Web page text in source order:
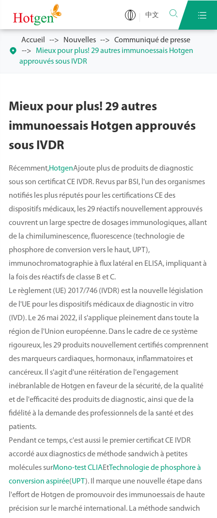
中文  

Accueil Nouvelles
Communiqué de presse
Mieux pour plus! 29 autres immunoessais Hotgen
approuvés sous IVDR
Mieux pour plus! 29 autres
immunoessais Hotgen approuvés
sous IVDR
Récemment,HotgenAjoute plus de produits de diagnostic
sous son certificat CE IVDR. Revus par BSI, l'un des organismes
notifiés les plus réputés pour les certifications CE des
dispositifs médicaux, les 29 réactifs nouvellement approuvés
couvrent un large spectre de dosages immunologiques, allant
de la chimiluminescence, fluorescence (technologie de
phosphore de conversion vers le haut, UPT),
immunochromatographie à flux latéral en ELISA, impliquant à
la fois des réactifs de classe B et C.
Le règlement (UE) 2017/746 (IVDR) est la nouvelle législation
de l'UE pour les dispositifs médicaux de diagnostic in vitro
(IVD). Le 26 mai 2022, il s'applique pleinement dans toute la
région de l'Union européenne. Dans le cadre de ce système
rigoureux, les 29 produits nouvellement certifiés comprennent
des marqueurs cardiaques, hormonaux, inflammatoires et
cancéreux. Il s'agit d'une réitération de l'engagement
inébranlable de Hotgen en faveur de la sécurité, de la qualité
et de l'efficacité des produits de diagnostic, ainsi que de la
fidélité à la demande des professionnels de la santé et des
patients.
Pendant ce temps, c'est aussi le premier certificat CE IVDR
accordé aux diagnostics de méthode sandwich à petites
molécules surMono-test CLIAEtTechnologie de phosphore à
conversion aspirée(UPT). Il marque une nouvelle étape dans
l'effort de Hotgen de promouvoir des immunoessais de haute
précision sur le marché international. La méthode sandwich